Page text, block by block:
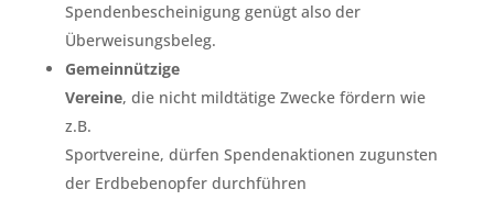
Spendenbescheinigung genügt also der
Überweisungsbeleg.
Gemeinnützige
Vereine, die nicht mildtätige Zwecke fördern wie
z.B.
Sportvereine, dürfen Spendenaktionen zugunsten
der Erdbebenopfer durchführen